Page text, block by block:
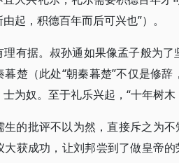
起，积德百年而后可兴也”）。
理有据。叔孙通如果像孟子般为
楚（此处“朝秦暮楚”不仅是修
为奴。至于礼乐兴起，“十年树木
的批评不以为然，直接斥之为
获成功，让刘邦尝到了做皇帝